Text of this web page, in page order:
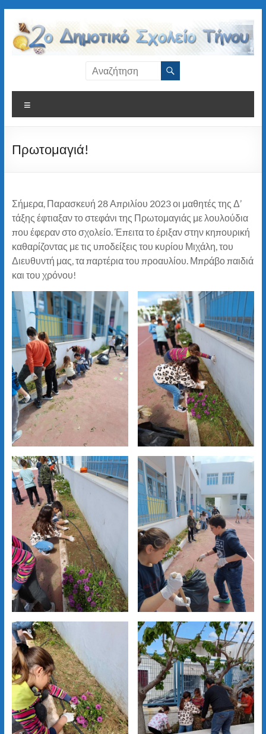
περιεχόμενο
Δημοτικό
Σχολείο
Τήνου
Πρωτομαγιά!
Σήμερα, Παρασκευή 28 Απριλίου 2023 οι μαθητές της Δ’
τάξης έφτιαξαν το στεφάνι της Πρωτομαγιάς με λουλούδια
που έφεραν στο σχολείο. Έπειτα το έριξαν στην κηπουρική
καθαρίζοντας με τις υποδείξεις του κυρίου Μιχάλη, του
Διευθυντή μας, τα παρτέρια του προαυλίου. Μπράβο παιδιά
και του χρόνου!